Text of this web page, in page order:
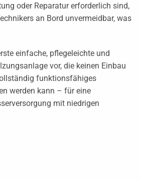
oder Reparatur erforderlich sind,
an Bord unvermeidbar, was
einfache, pflegeleichte und
vor, die keinen Einbau
funktionsfähiges
werden kann – für eine
mit niedrigen